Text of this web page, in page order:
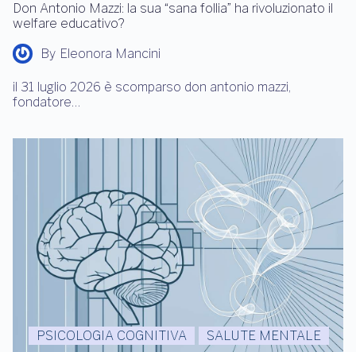
Don Antonio Mazzi: la sua “sana follia” ha rivoluzionato il
welfare educativo?
By Eleonora Mancini
il 31 luglio 2026 è scomparso don antonio mazzi,
fondatore…
PSICOLOGIA COGNITIVA SALUTE MENTALE